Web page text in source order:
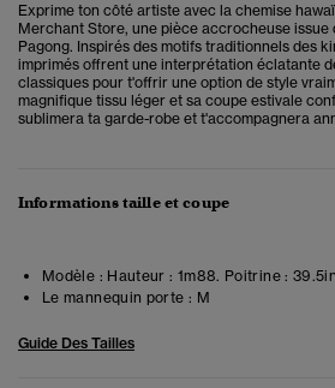
Exprime ton côté artiste avec la chemise
Merchant Store, une pièce accrocheuse
Pagong. Inspirés des motifs traditionnels des
imprimés offrent une interprétation éclatante
classiques pour t'offrir une option de style
magnifique tissu léger et sa coupe estivale
sublimera ta garde-robe et t'accompagnera
Informations taille et coupe
Modèle : Hauteur : 1m88. Poitrine : 39.5in
Le mannequin porte : M
Guide Des Tailles